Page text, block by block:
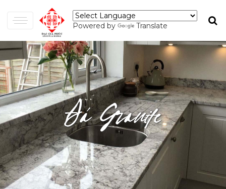
Powered by Translate
Đá Granite